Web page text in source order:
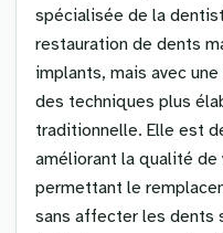
spécialisée de la
restauration de dents
implants, mais avec
des techniques plus
traditionnelle. Elle est
améliorant la qualité
permettant le
sans affecter les dents